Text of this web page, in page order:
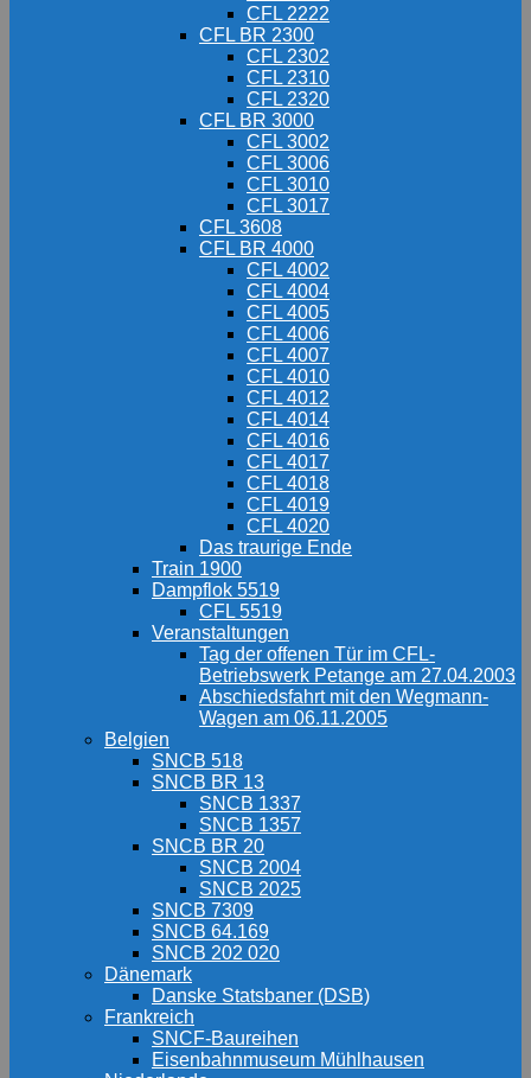
CFL 2222
CFL BR 2300
CFL 2302
CFL 2310
CFL 2320
CFL BR 3000
CFL 3002
CFL 3006
CFL 3010
CFL 3017
CFL 3608
CFL BR 4000
CFL 4002
CFL 4004
CFL 4005
CFL 4006
CFL 4007
CFL 4010
CFL 4012
CFL 4014
CFL 4016
CFL 4017
CFL 4018
CFL 4019
CFL 4020
Das traurige Ende
Train 1900
Dampflok 5519
CFL 5519
Veranstaltungen
Tag der offenen Tür im CFL-
Betriebswerk Petange am 27.04.2003
Abschiedsfahrt mit den Wegmann-
Wagen am 06.11.2005
Belgien
SNCB 518
SNCB BR 13
SNCB 1337
SNCB 1357
SNCB BR 20
SNCB 2004
SNCB 2025
SNCB 7309
SNCB 64.169
SNCB 202 020
Dänemark
Danske Statsbaner (DSB)
Frankreich
SNCF-Baureihen
Eisenbahnmuseum Mühlhausen